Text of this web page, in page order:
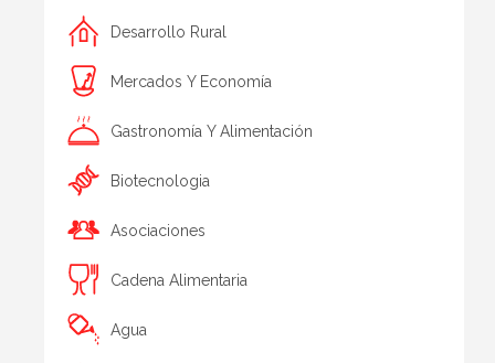
Desarrollo Rural
Mercados Y Economía
Gastronomía Y Alimentación
Biotecnologia
Asociaciones
Cadena Alimentaria
Agua